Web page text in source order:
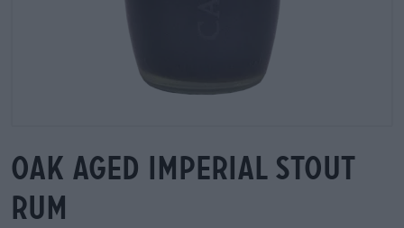
oak aged imperial stout
rum